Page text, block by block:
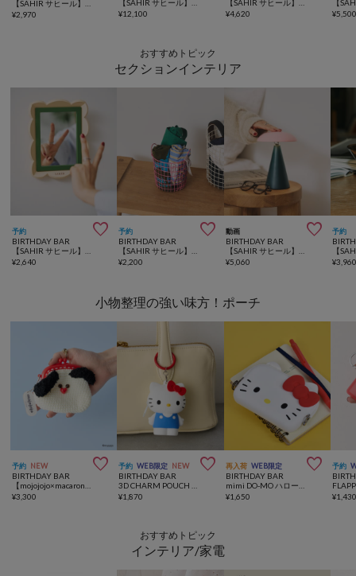
¥2,970
¥12,100
¥4,620 ¥
おすすめトピック
セクションインテリア
予約 
BIRTHDAY BAR
【SAHIR サヒール】mokumoku mirror ミラー
¥2,640
予約 
BIRTHDAY BAR
【SAHIR サヒール】Wire basket ワイヤーバスケット S
¥2,200
動画 
BIRTHDAY BAR
【SAHIR サヒール】Separate desk light デスクライト
¥5,060
予約
¥
小物整理の強い味方！ポーチ
予約 NEW 
BIRTHDAY BAR
¥3,300
予約 WEB限定 NEW 
BIRTHDAY BAR
¥1,870
再入荷 WEB限定 
BIRTHDAY BAR
¥1,650
予約
¥
おすすめトピック
インテリア/家電